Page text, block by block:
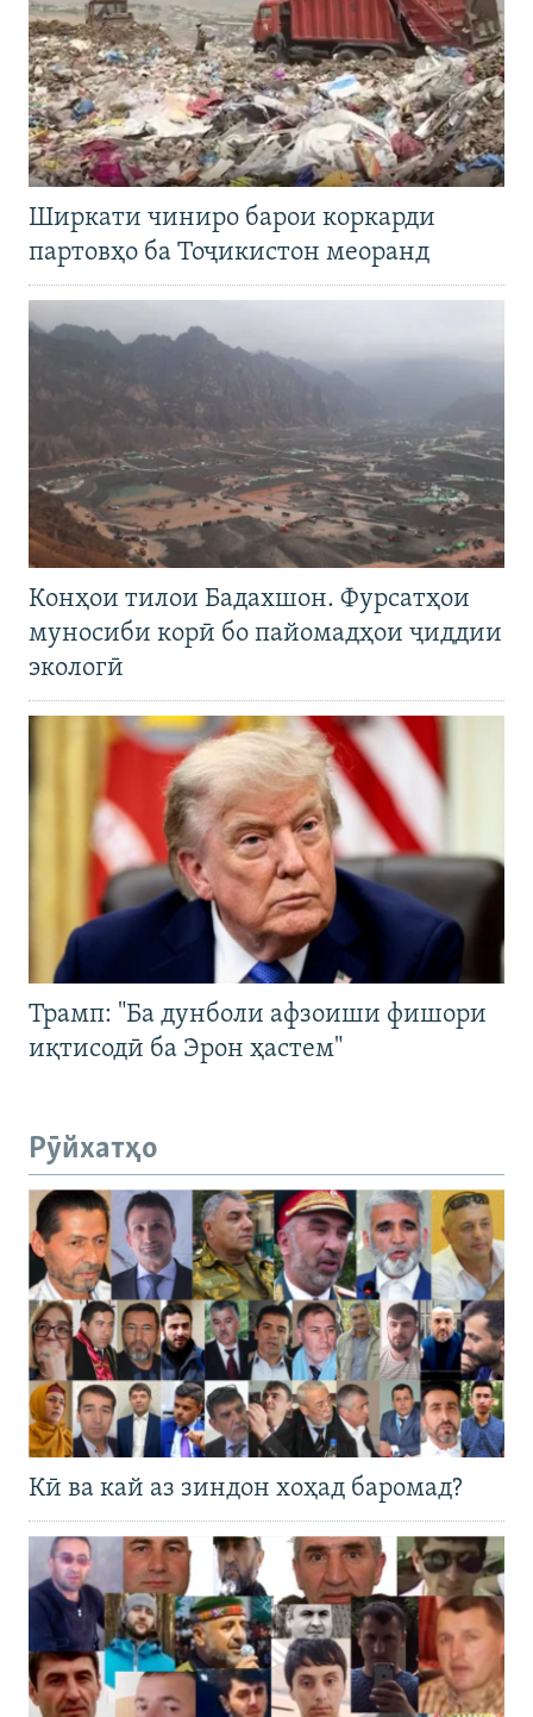
Ширкати чиниро барои коркарди
партовҳо ба Тоҷикистон меоранд
Конҳои тилои Бадахшон. Фурсатҳои
муносиби корӣ бо пайомадҳои ҷиддии
экологӣ
Трамп: "Ба дунболи афзоиши фишори
иқтисодӣ ба Эрон ҳастем"
Рӯйхатҳо
Кӣ ва кай аз зиндон хоҳад баромад?